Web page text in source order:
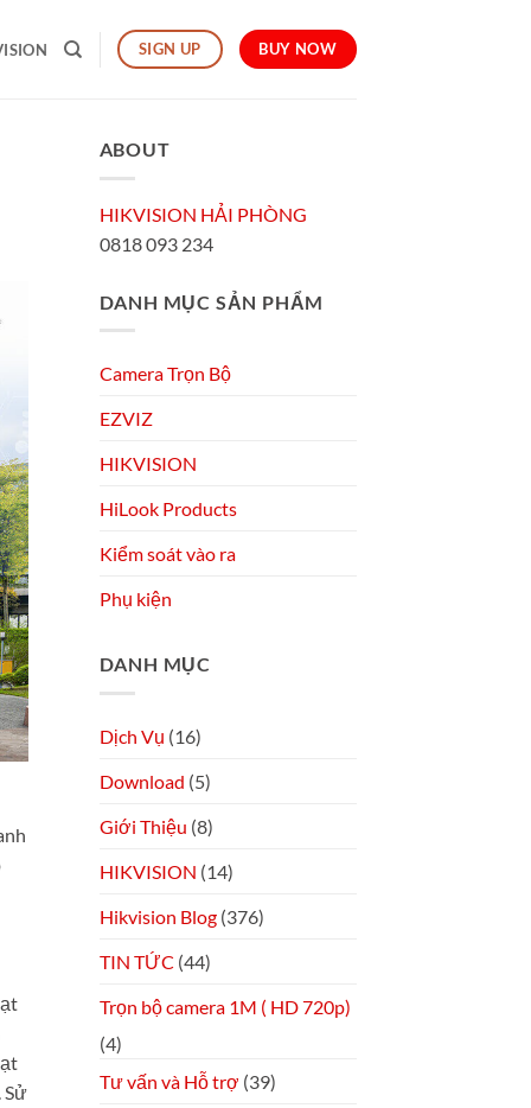
SIGN UP BUY NOW
Sử
ABOUT
HIKVISION HẢI PHÒNG
0818 093 234
DANH MỤC SẢN PHẨM
Camera Trọn Bộ
EZVIZ
HIKVISION
HiLook Products
Kiểm soát vào ra
Phụ kiện
DANH MỤC
Dịch Vụ (16)
Download (5)
Giới Thiệu (8)
HIKVISION (14)
Hikvision Blog(376)
TIN TỨC (44)
Trọn bộ camera 1M ( HD 720p)
(4)
Tư vấn và Hỗ trợ (39)